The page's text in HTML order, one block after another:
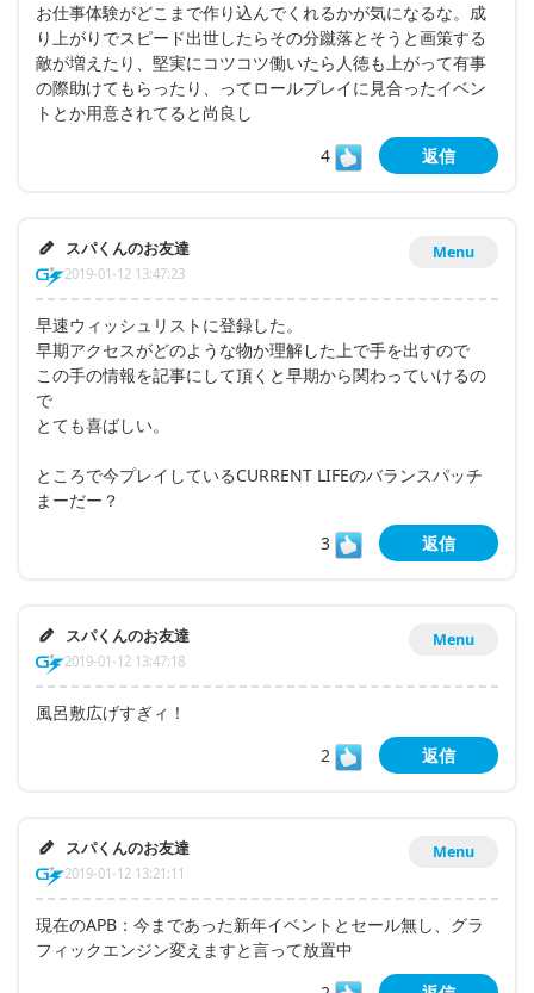
お仕事体験がどこまで作り込んでくれるかが気になるな。成
り上がりでスピード出世したらその分蹴落とそうと画策する
敵が増えたり、堅実にコツコツ働いたら人徳も上がって有事
の際助けてもらったり、ってロールプレイに見合ったイベン
トとか用意されてると尚良し
4
返信
Menu
スパくんのお友達
2019-01-12 13:47:23
早速ウィッシュリストに登録した。
早期アクセスがどのような物か理解した上で手を出すので
この手の情報を記事にして頂くと早期から関わっていけるの
で
とても喜ばしい。
ところで今プレイしているCURRENT LIFEのバランスパッチ
まーだー？
3
返信
Menu
スパくんのお友達
2019-01-12 13:47:18
風呂敷広げすぎィ！
2
返信
Menu
スパくんのお友達
2019-01-12 13:21:11
現在のAPB：今まであった新年イベントとセール無し、グラ
フィックエンジン変えますと言って放置中